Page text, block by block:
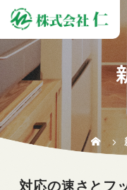
対応の速さとフ